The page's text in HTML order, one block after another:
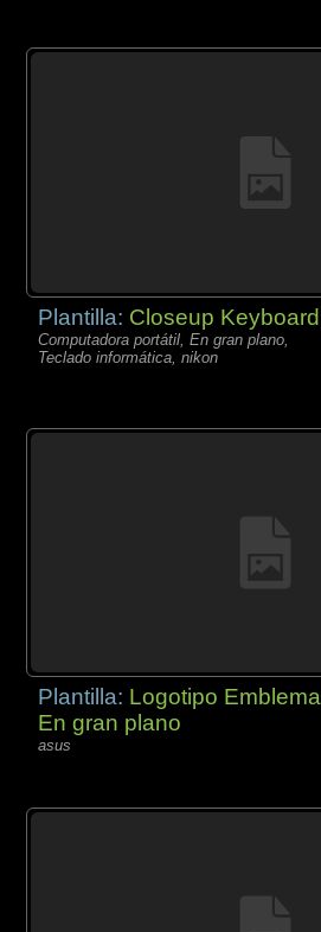
Plantilla: Closeup Keyboard
Computadora portátil, En gran plano,
Teclado informática, nikon
Plantilla: Logotipo Emblema
En gran plano
asus